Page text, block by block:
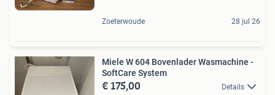
Zoeterwoude 28 jul 26
Miele W 604 Bovenlader Wasmachine -
SoftCare System
€ 175,00 Details